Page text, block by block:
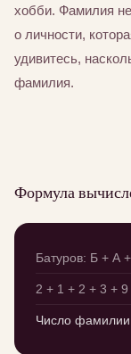
хобби. Фамилия
о личности,
удивитесь,
фамилия.
Формула
Батуров: Б + А
2 + 1 + 2 + 3 +
Число